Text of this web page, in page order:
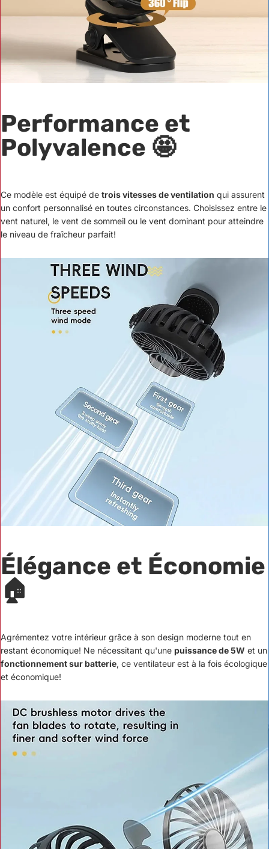
Performance et
Polyvalence 🤩
Ce modèle est équipé de trois vitesses de ventilation qui assurent
un confort personnalisé en toutes circonstances. Choisissez entre le
vent naturel, le vent de sommeil ou le vent dominant pour atteindre
le niveau de fraîcheur parfait!
Élégance et Économie
🏠
Agrémentez votre intérieur grâce à son design moderne tout en
restant économique! Ne nécessitant qu'une puissance de 5W et un
fonctionnement sur batterie, ce ventilateur est à la fois écologique
et économique!